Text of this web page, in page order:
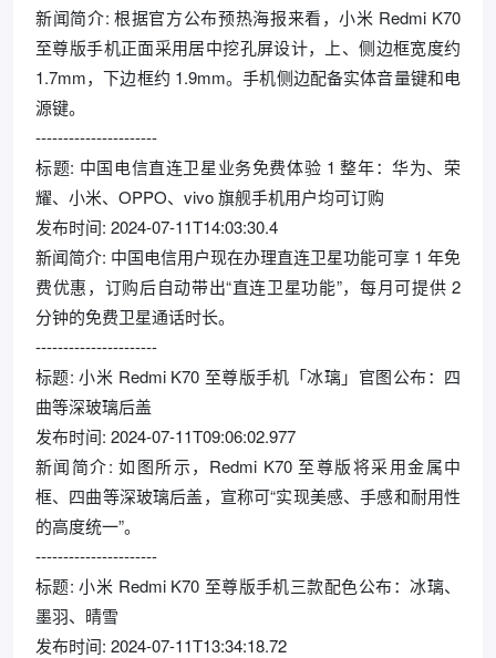
新闻简介: 根据官方公布预热海报来看，小米 Redmi K70
至尊版手机正面采用居中挖孔屏设计，上、侧边框宽度约
1.7mm，下边框约 1.9mm。手机侧边配备实体音量键和电
源键。
----------------------
标题: 中国电信直连卫星业务免费体验 1 整年：华为、荣
耀、小米、OPPO、vivo 旗舰手机用户均可订购
发布时间: 2024-07-11T14:03:30.4
新闻简介: 中国电信用户现在办理直连卫星功能可享 1 年免
费优惠，订购后自动带出“直连卫星功能”，每月可提供 2
分钟的免费卫星通话时长。
----------------------
标题: 小米 Redmi K70 至尊版手机「冰璃」官图公布：四
曲等深玻璃后盖
发布时间: 2024-07-11T09:06:02.977
新闻简介: 如图所示，Redmi K70 至尊版将采用金属中
框、四曲等深玻璃后盖，宣称可“实现美感、手感和耐用性
的高度统一”。
----------------------
标题: 小米 Redmi K70 至尊版手机三款配色公布：冰璃、
墨羽、晴雪
发布时间: 2024-07-11T13:34:18.72